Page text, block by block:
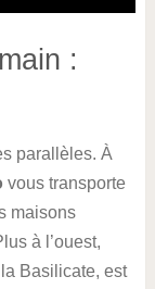
:
parallèles. À
vous transporte
maisons
à l’ouest,
Basilicate, est